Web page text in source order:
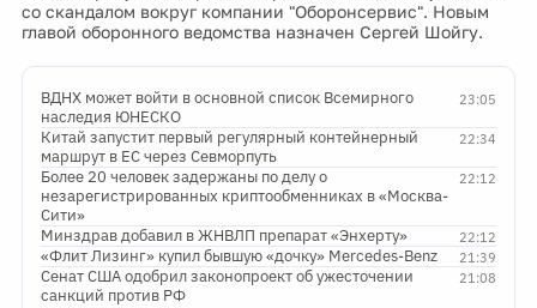
со скандалом вокруг компании "Оборонсервис". Новым
главой оборонного ведомства назначен Сергей Шойгу.
23:05
ВДНХ может войти в основной список Всемирного
наследия ЮНЕСКО
22:34
Китай запустит первый регулярный контейнерный
маршрут в ЕС через Севморпуть
22:12
Более 20 человек задержаны по делу о
незарегистрированных криптообменниках в «Москва-
Сити»
22:12
Минздрав добавил в ЖНВЛП препарат «Энхерту»
21:39
«Флит Лизинг» купил бывшую «дочку» Mercedes-Benz
21:08
Сенат США одобрил законопроект об ужесточении
санкций против РФ